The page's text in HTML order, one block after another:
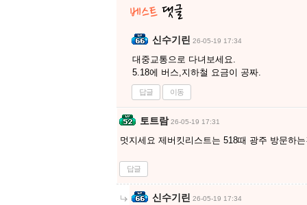
신수기린 26-05-19 17:34
대중교통으로 다녀보세요.
5.18에 버스,지하철 요금이 공짜.
답글 이동
토트람 26-05-19 17:31
멋지세요 제버킷리스트는 518때 광주 방문하
답글
신수기린 26-05-19 17:34